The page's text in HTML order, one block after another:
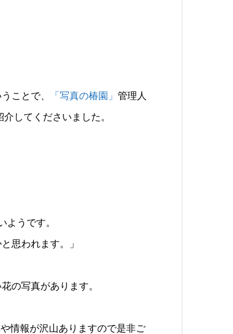
ことで、 「写真の椿園」 管理人
してくださいました。
ようです。
思われます。」
の写真があります。
情報が沢山ありますので是非ご